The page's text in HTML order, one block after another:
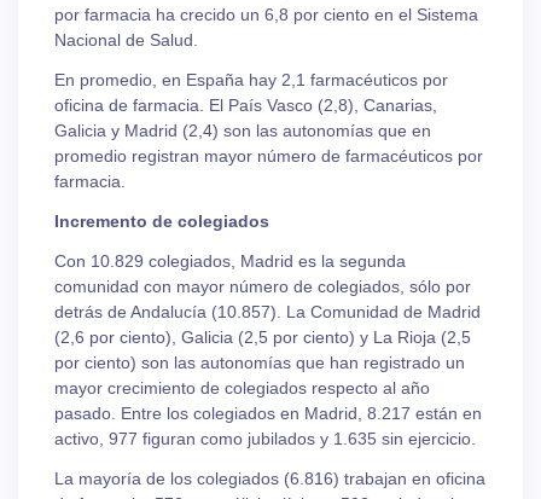
por farmacia ha crecido un 6,8 por ciento en el Sistema
Nacional de Salud.
En promedio, en España hay 2,1 farmacéuticos por
oficina de farmacia. El País Vasco (2,8), Canarias,
Galicia y Madrid (2,4) son las autonomías que en
promedio registran mayor número de farmacéuticos por
farmacia.
Incremento de colegiados
Con 10.829 colegiados, Madrid es la segunda
comunidad con mayor número de colegiados, sólo por
detrás de Andalucía (10.857). La Comunidad de Madrid
(2,6 por ciento), Galicia (2,5 por ciento) y La Rioja (2,5
por ciento) son las autonomías que han registrado un
mayor crecimiento de colegiados respecto al año
pasado. Entre los colegiados en Madrid, 8.217 están en
activo, 977 figuran como jubilados y 1.635 sin ejercicio.
La mayoría de los colegiados (6.816) trabajan en oficina